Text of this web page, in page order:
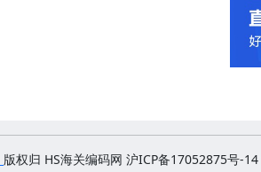
版权归 HS海关编码网 沪ICP备17052875号-14